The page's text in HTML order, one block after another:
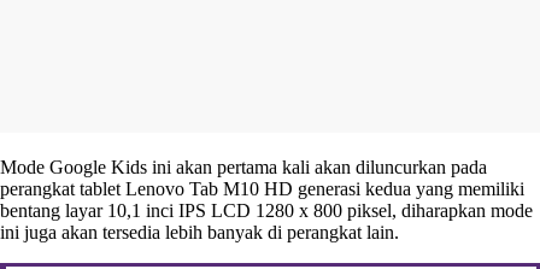
Mode Google Kids ini akan pertama kali akan diluncurkan pada
perangkat tablet Lenovo Tab M10 HD generasi kedua yang memiliki
bentang layar 10,1 inci IPS LCD 1280 x 800 piksel, diharapkan mode
ini juga akan tersedia lebih banyak di perangkat lain.